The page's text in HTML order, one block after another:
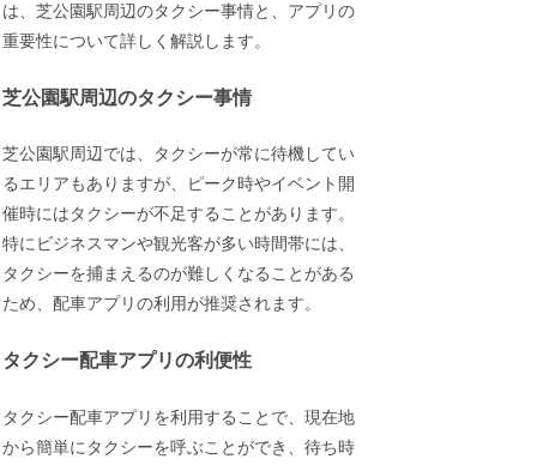
は、芝公園駅周辺のタクシー事情と、アプリの
重要性について詳しく解説します。
芝公園駅周辺のタクシー事情
芝公園駅周辺では、タクシーが常に待機してい
るエリアもありますが、ピーク時やイベント開
催時にはタクシーが不足することがあります。
特にビジネスマンや観光客が多い時間帯には、
タクシーを捕まえるのが難しくなることがある
ため、配車アプリの利用が推奨されます。
タクシー配車アプリの利便性
タクシー配車アプリを利用することで、現在地
から簡単にタクシーを呼ぶことができ、待ち時